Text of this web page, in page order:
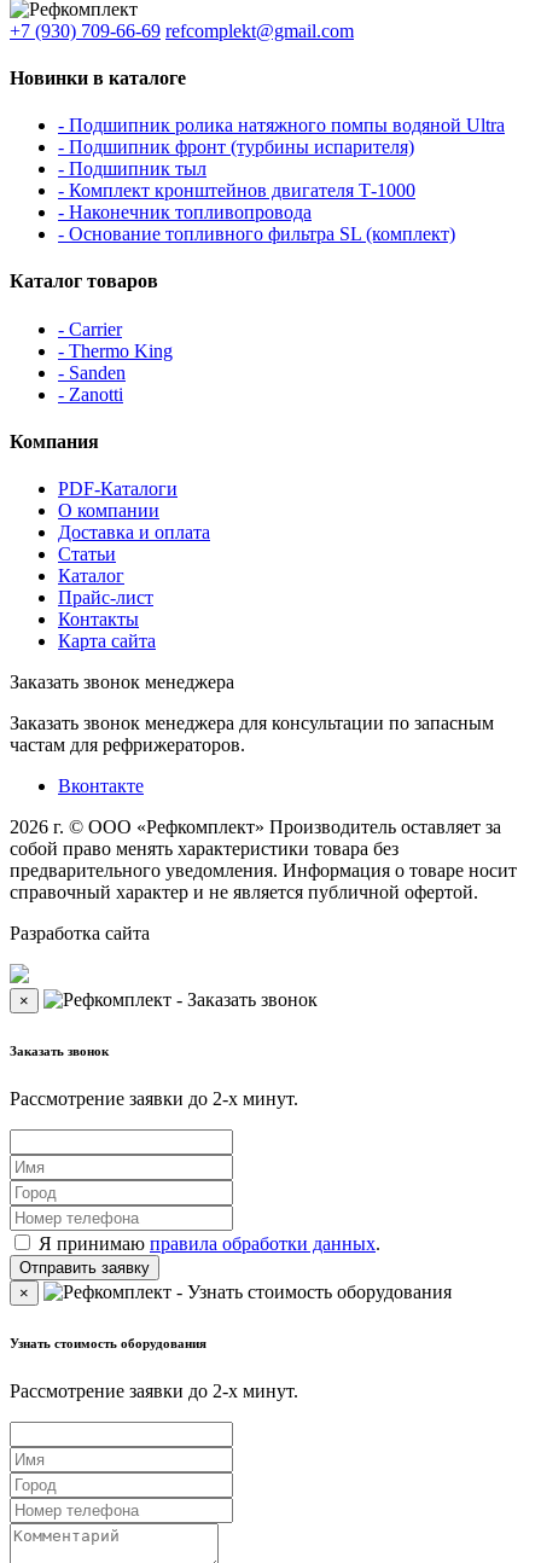
+7 (930) 709-66-69 refcomplekt@gmail.com
Новинки в каталоге
- Подшипник ролика натяжного помпы водяной Ultra
- Подшипник фронт (турбины испарителя)
- Подшипник тыл
- Комплект кронштейнов двигателя Т-1000
- Наконечник топливопровода
- Основание топливного фильтра SL (комплект)
Каталог товаров
- Carrier
- Thermo King
- Sanden
- Zanotti
Компания
PDF-Каталоги
О компании
Доставка и оплата
Статьи
Каталог
Прайс-лист
Контакты
Карта сайта
Заказать звонок менеджера
Заказать звонок менеджера для консультации по запасным
частам для рефрижераторов.
Вконтакте
2026 г. © ООО «Рефкомплект» Производитель оставляет за
собой право менять характеристики товара без
предварительного уведомления. Информация о товаре носит
справочный характер и не является публичной офертой.
Разработка сайта
×
Заказать звонок
Рассмотрение заявки до 2-x минут.
Я принимаю правила обработки данных.
×
Узнать стоимость оборудования
Рассмотрение заявки до 2-x минут.